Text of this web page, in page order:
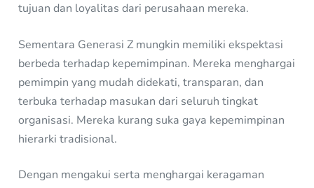
tujuan dan loyalitas dari perusahaan mereka.
Sementara Generasi Z mungkin memiliki ekspektasi
berbeda terhadap kepemimpinan. Mereka menghargai
pemimpin yang mudah didekati, transparan, dan
terbuka terhadap masukan dari seluruh tingkat
organisasi. Mereka kurang suka gaya kepemimpinan
hierarki tradisional.
Dengan mengakui serta menghargai keragaman